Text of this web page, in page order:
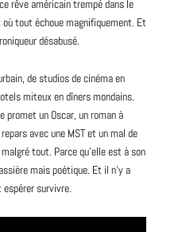
rêve américain trempé dans le
tout échoue magnifiquement. Et
désabusé.
de studios de cinéma en
miteux en dîners mondains.
promet un Oscar, unromanà
avec une MST et un mal de
tout. Parce qu’elle est à son
mais poétique. Et il n’y a
espérer survivre.